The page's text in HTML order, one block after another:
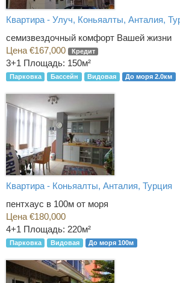
Квартира - Улуч, Коньяалты, Анталия,
семизвездочный комфорт Вашей жизни
Цена €167,000
Кредит
3+1 Площадь: 150м²
Парковка Бассейн Видовая До моря 2.0км
Квартира - Коньяалты, Анталия, Турция
пентхаус в 100м от моря
Цена €180,000
4+1 Площадь: 220м²
Парковка Видовая До моря 100м